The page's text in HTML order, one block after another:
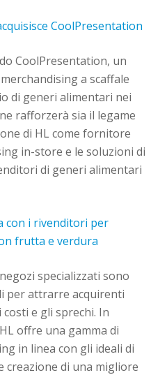
CoolPresentation
CoolPresentation, un
a scaffale
di generi alimentari nei
rafforzerà sia il legame
di HL come fornitore
in-store e le soluzioni di
di generi alimentari
con i rivenditori per
frutta e verdura
specializzati sono
perattrarre acquirenti
e gli sprechi. In
offre una gamma di
in linea con gli ideali di
creazione di una migliore